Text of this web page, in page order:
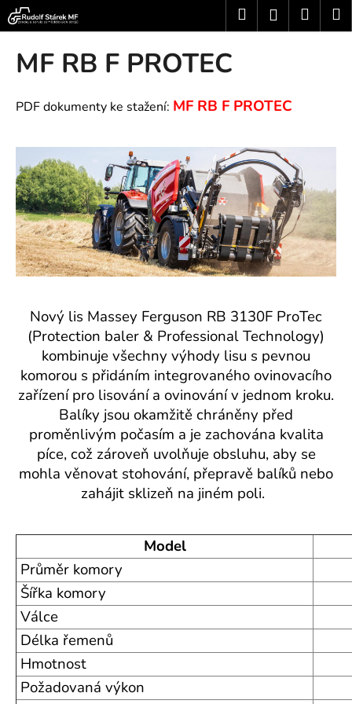
Přejít
na
obsah
HledatPřihlášení
MF RB F PROTEC
PDF dokumenty ke stažení: MF RB F PROTEC
Nový lis Massey Ferguson RB 3130F ProTec
(Protection baler & Professional Technology)
kombinuje všechny výhody lisu s pevnou
komorou s přidáním integrovaného ovinovacího
zařízení pro lisování a ovinování v jednom kroku.
Balíky jsou okamžitě chráněny před
proměnlivým počasím a je zachována kvalita
píce, což zároveň uvolňuje obsluhu, aby se
mohla věnovat stohování, přepravě balíků nebo
zahájit sklizeň na jiném poli.
Model
Průměr komory
Šířka komory
Válce
Délka řemenů
Hmotnost
Požadovaná výkon
K
o
o
o
t
ř
e
b
u
j
a
j
HLEDAT